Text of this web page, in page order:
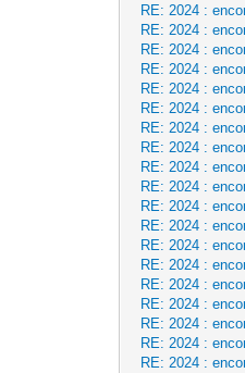
RE: 2024 :
RE: 2024 :
RE: 2024 :
RE: 2024 :
RE: 2024 :
RE: 2024 :
RE: 2024 :
RE: 2024 :
RE: 2024 :
RE: 2024 :
RE: 2024 :
RE: 2024 :
RE: 2024 :
RE: 2024 :
RE: 2024 :
RE: 2024 :
RE: 2024 :
RE: 2024 :
RE: 2024 :